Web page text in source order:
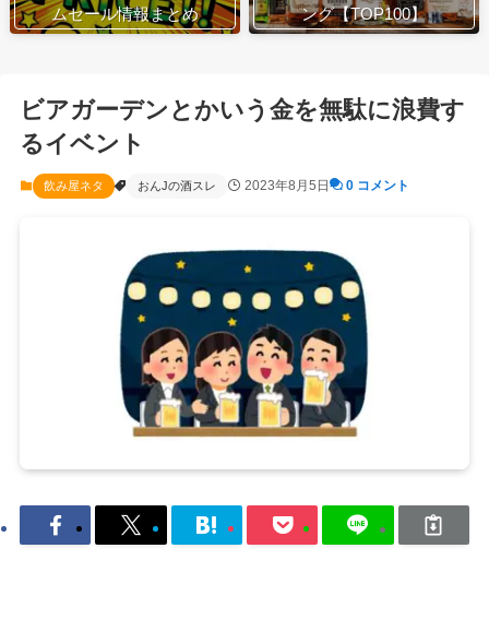
ムセール情報まとめ
ング【TOP100】
ビアガーデンとかいう金を無駄に浪費す
るイベント
飲み屋ネタ おんJの酒スレ 2023年8月5日 0 コメント